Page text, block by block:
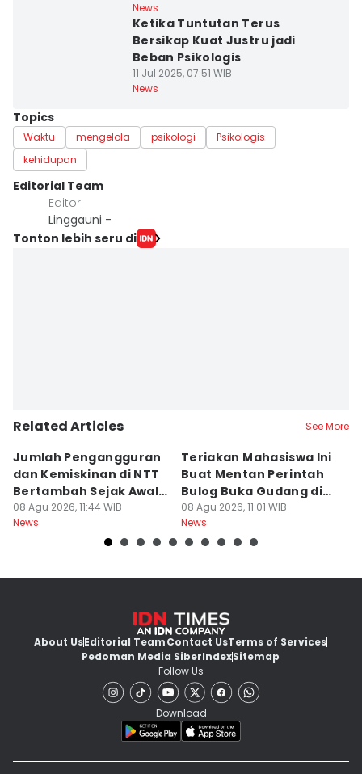
News
Ketika Tuntutan Terus
Bersikap Kuat Justru jadi
Beban Psikologis
11 Jul 2025, 07:51 WIB
News
Topics
Waktu mengelola psikologi
Psikologis
kehidupan
Editorial Team
Editor
Linggauni -
Tonton lebih seru di
Related Articles See More
Jumlah Pengangguran
dan Kemiskinan di NTT
Bertambah Sejak Awal
2026
08 Agu 2026, 11:44 WIB
News
Teriakan Mahasiswa Ini
Buat Mentan Perintah
Bulog Buka Gudang di
Alor
08 Agu 2026, 11:01 WIB
News
About UsEditorial TeamContact UsTerms of Services
Pedoman Media SiberIndexSitemap
Follow Us
Download